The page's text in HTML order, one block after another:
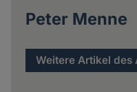
Peter Menne
Weitere Artikel des